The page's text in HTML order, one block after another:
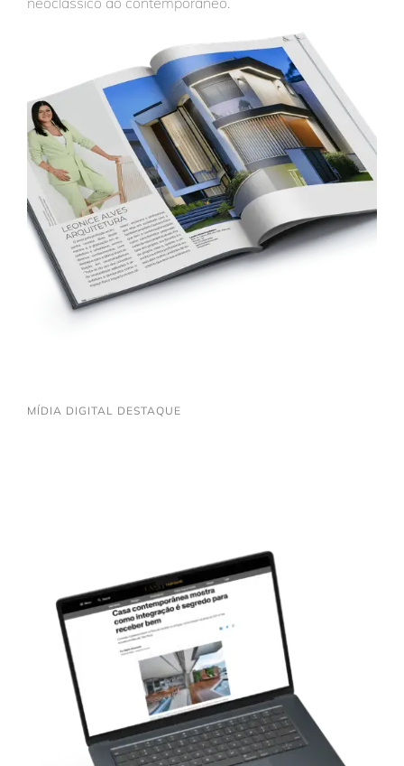
Trabalhe conosco
Solicitar orçamento
MÍDIA DIGITAL DESTAQUE